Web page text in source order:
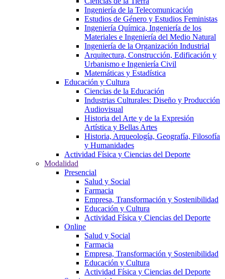
Ingeniería de la Telecomunicación
Estudios de Género y Estudios Feministas
Ingeniería Química, Ingeniería de los
Materiales e Ingeniería del Medio Natural
Ingeniería de la Organización Industrial
Arquitectura, Construcción, Edificación y
Urbanismo e Ingeniería Civil
Matemáticas y Estadística
Educación y Cultura
Ciencias de la Educación
Industrias Culturales: Diseño y Producción
Audiovisual
Historia del Arte y de la Expresión
Artística y Bellas Artes
Historia, Arqueología, Geografía, Filosofía
y Humanidades
Actividad Física y Ciencias del Deporte
Modalidad
Presencial
Salud y Social
Farmacia
Empresa, Transformación y Sostenibilidad
Educación y Cultura
Actividad Física y Ciencias del Deporte
Online
Salud y Social
Farmacia
Empresa, Transformación y Sostenibilidad
Educación y Cultura
Actividad Física y Ciencias del Deporte